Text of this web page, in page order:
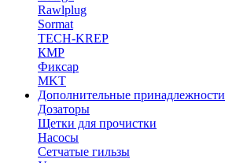
Rawlplug
Sormat
TECH-KREP
КМР
Фиксар
MKT
Дополнительные принадлежности
Дозаторы
Щетки для прочистки
Насосы
Сетчатые гильзы